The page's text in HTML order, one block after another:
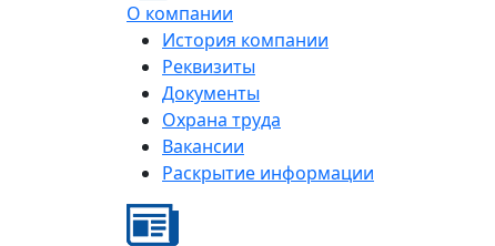
О компании
История компании
Реквизиты
Документы
Охрана труда
Вакансии
Раскрытие информации